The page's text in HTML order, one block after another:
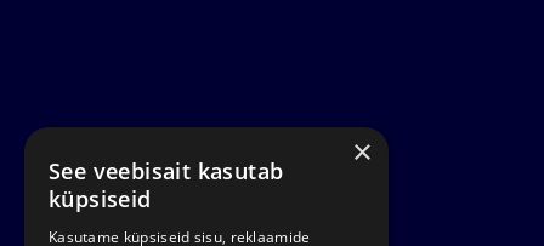
×
See veebisait kasutab
küpsiseid
Kasutame küpsiseid sisu, reklaamide